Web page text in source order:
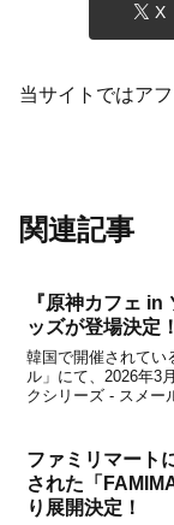
X
当サイトではア
関連記事
『原神カフェ
ッズが登場決定！
韓国で開催されてい
ル」にて、2026年3
クシリーズ - スメー
ファミリマート
された「
り展開決定！